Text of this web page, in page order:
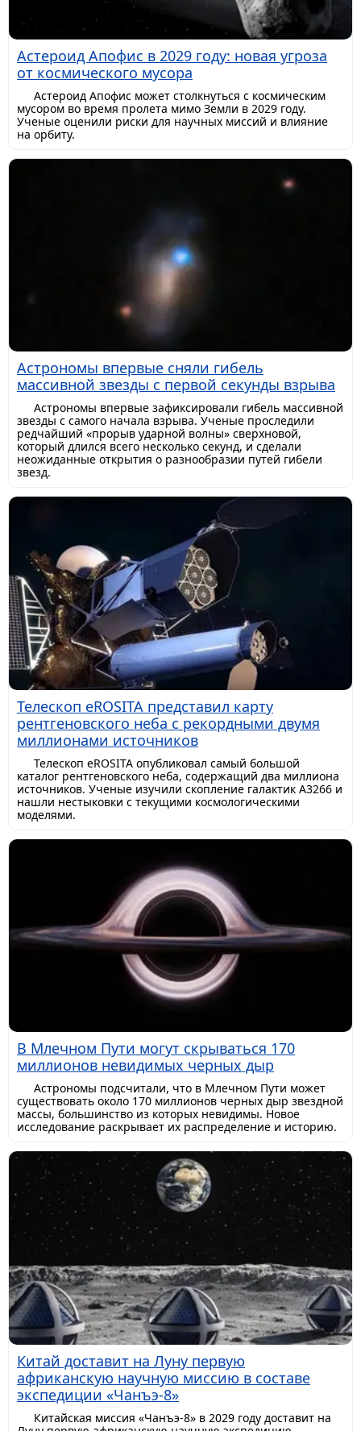
Астероид Апофис в 2029 году: новая угроза
от космического мусора
Астероид Апофис может столкнуться с космическим
мусором во время пролета мимо Земли в 2029 году.
Ученые оценили риски для научных миссий и влияние
на орбиту.
Астрономы впервые сняли гибель
массивной звезды с первой секунды взрыва
Астрономы впервые зафиксировали гибель массивной
звезды с самого начала взрыва. Ученые проследили
редчайший «прорыв ударной волны» сверхновой,
который длился всего несколько секунд, и сделали
неожиданные открытия о разнообразии путей гибели
звезд.
Телескоп eROSITA представил карту
рентгеновского неба с рекордными двумя
миллионами источников
Телескоп eROSITA опубликовал самый большой
каталог рентгеновского неба, содержащий два миллиона
источников. Ученые изучили скопление галактик A3266 и
нашли нестыковки с текущими космологическими
моделями.
В Млечном Пути могут скрываться 170
миллионов невидимых черных дыр
Астрономы подсчитали, что в Млечном Пути может
существовать около 170 миллионов черных дыр звездной
массы, большинство из которых невидимы. Новое
исследование раскрывает их распределение и историю.
Китай доставит на Луну первую
африканскую научную миссию в составе
экспедиции «Чанъэ-8»
Китайская миссия «Чанъэ-8» в 2029 году доставит на